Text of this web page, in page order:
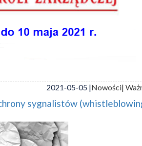
2021-05-05 |Nowości|
sygnalistów